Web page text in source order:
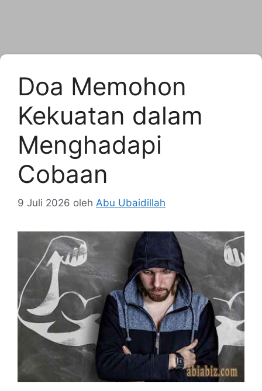
Doa Memohon
Kekuatan dalam
Menghadapi
Cobaan
9 Juli 2026 oleh Abu Ubaidillah